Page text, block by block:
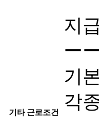
기타 근로조건
지
ー
기
각